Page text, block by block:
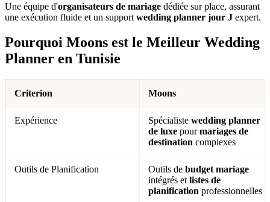
Une équipe d'organisateurs de mariage dédiée sur place, assurant
une exécution fluide et un support wedding planner jour J expert.
Pourquoi Moons est le Meilleur Wedding
Planner en Tunisie
Criterion Moons
Expérience Spécialistewedding planner
de luxe pourmariages de
destination complexes
Outils de Planification Outils debudget mariage
intégrés etlistes de
planification professionnelles